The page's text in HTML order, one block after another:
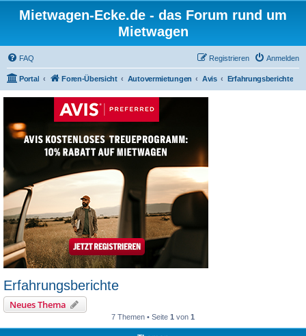
Mietwagen-Ecke.de - das Forum rund um
Mietwagen
FAQ Anmelden
Registrieren
Portal Foren-Übersicht Autovermietungen Avis Erfahrungsberichte
Erfahrungsberichte
Neues Thema
7 Themen • Seite 1 von 1